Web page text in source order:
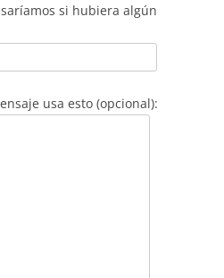
si hubiera algún
usa esto (opcional):